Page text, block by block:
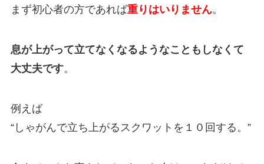
まず初心者の方であれば重りはいりません。
息が上がって立てなくなるようなこともしなくて
大丈夫です。
例えば
“しゃがんで立ち上がるスクワットを１０回する。”